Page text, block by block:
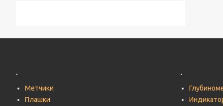
.
Метчики
Плашки
.